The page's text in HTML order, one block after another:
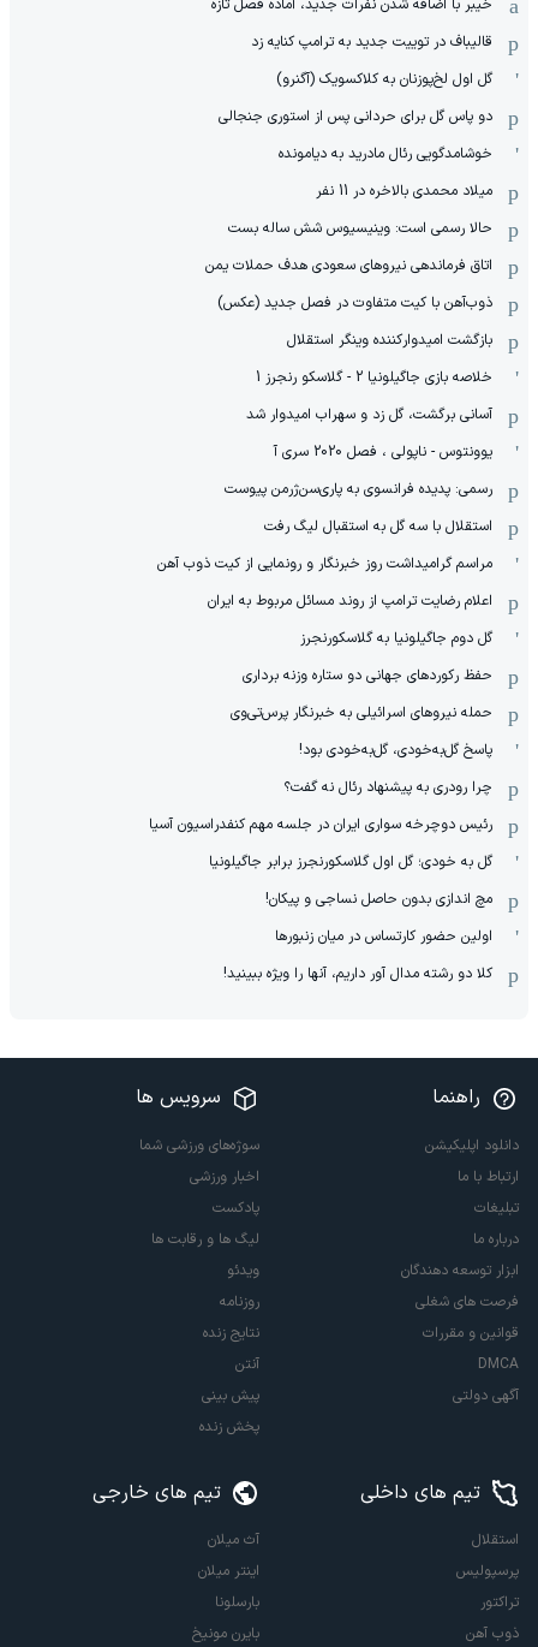
خیبر با اضافه شدن نفرات جدید، آماده فصل تازه
قالیباف در توییت جدید به ترامپ کنایه زد
گل اول لخ‌پوزنان به کلاکسویک (آگنرو)
دو پاس گل برای حردانی پس از استوری جنجالی
خوشامدگویی رئال مادرید به دیامونده
میلاد محمدی بالاخره در 11 نفر
حالا رسمی است: وینیسیوس شش ساله بست
اتاق فرماندهی نیروهای سعودی هدف حملات یمن
ذوب‌آهن با کیت متفاوت در فصل جدید (عکس)
بازگشت امیدوارکننده وینگر استقلال
خلاصه بازی جاگیلونیا 2 - گلاسکو رنجرز 1
آسانی برگشت، گل زد و سهراب امیدوار شد
یوونتوس - ناپولی ، فصل 2020 سری آ
رسمی: پدیده فرانسوی به پاری‌سن‌ژرمن پیوست
استقلال با سه گل به استقبال لیگ رفت
مراسم گرامیداشت روز خبرنگار و رونمایی از کیت ذوب آهن
اعلام رضایت ترامپ از روند مسائل مربوط به ایران
گل دوم جاگیلونیا به گلاسکورنجرز
حفظ رکوردهای جهانی دو ستاره وزنه برداری
حمله نیروهای اسرائیلی به خبرنگار پرس‌تی‌وی
پاسخ گل‌به‌خودی، گل‌به‌خودی بود!
چرا رودری به پیشنهاد رئال نه گفت؟
رئیس دوچرخه سواری ایران در جلسه مهم کنفدراسیون آسیا
گل به خودی؛ گل اول گلاسکورنجرز برابر جاگیلونیا
مچ اندازی بدون حاصل نساجی و پیکان!
اولین حضور کارتساس در میان زنبورها
کلا دو‌ رشته مدال آور داریم، آنها را ویژه ببینید!
راهنما
دانلود اپلیکیشن
ارتباط با ما
تبلیغات
درباره ما
ابزار توسعه دهندگان
فرصت های شغلی
قوانین و مقررات
DMCA
آگهی دولتی
سرویس ها
سوژه‌های ورزشی شما
اخبار ورزشی
پادکست
لیگ ها و رقابت ها
ویدئو
روزنامه
نتایج زنده
آنتن
پیش بینی
پخش زنده
تیم های داخلی
استقلال
پرسپولیس
تراکتور
ذوب آهن
تیم های خارجی
آث میلان
اینتر میلان
بارسلونا
بایرن مونیخ